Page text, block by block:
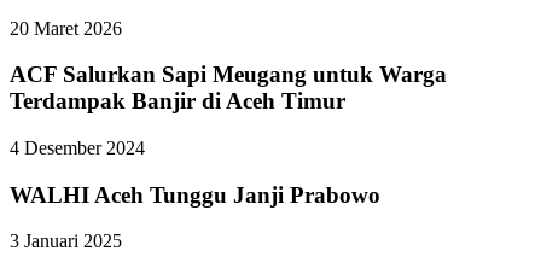
20 Maret 2026
ACF Salurkan Sapi Meugang untuk Warga
Terdampak Banjir di Aceh Timur
4 Desember 2024
WALHI Aceh Tunggu Janji Prabowo
3 Januari 2025